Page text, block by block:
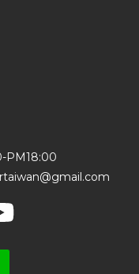
PM18:00